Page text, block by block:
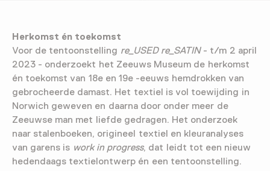
Herkomst én toekomst
Voor de tentoonstelling re_USED re_SATIN- t/m 2 april
2023 - onderzoekt het Zeeuws Museum de herkomst
én toekomst van 18e en 19e -eeuws hemdrokken van
gebrocheerde damast. Het textiel is vol toewijding in
Norwich geweven en daarna door onder meer de
Zeeuwse man met liefde gedragen. Het onderzoek
naar stalenboeken, origineel textiel en kleuranalyses
van garens is work in progress, dat leidt tot een nieuw
hedendaags textielontwerp én een tentoonstelling.